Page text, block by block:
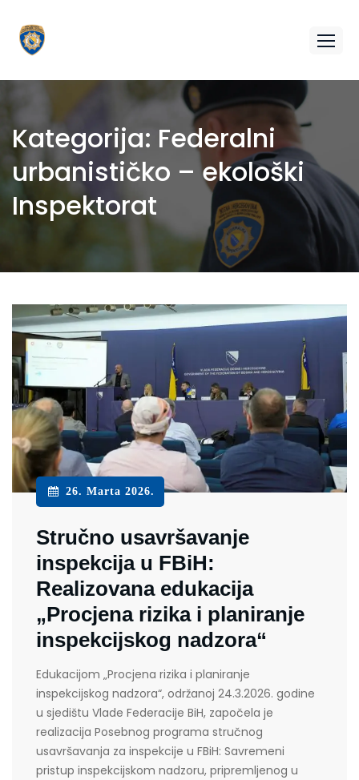
Kategorija: Federalni
urbanističko – ekološki
Inspektorat
26. Marta 2026.
Stručno usavršavanje
inspekcija u FBiH:
Realizovana edukacija
„Procjena rizika i planiranje
inspekcijskog nadzora“
Edukacijom „Procjena rizika i planiranje
inspekcijskog nadzora“, održanoj 24.3.2026. godine
u sjedištu Vlade Federacije BiH, započela je
realizacija Posebnog programa stručnog
usavršavanja za inspekcije u FBiH: Savremeni
pristup inspekcijskom nadzoru, pripremljenog u